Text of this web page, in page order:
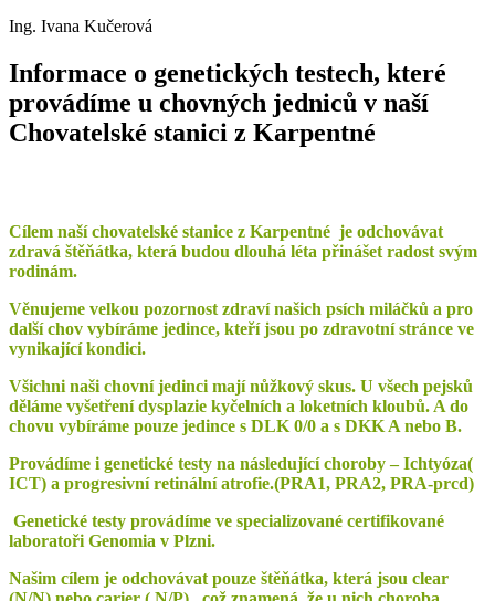
Ing. Ivana Kučerová
Informace o genetických testech, které
provádíme u chovných jedniců v naší
Chovatelské stanici z Karpentné
Cílem naší chovatelské stanice z Karpentné je odchovávat
zdravá štěňátka, která budou dlouhá léta přinášet radost svým
rodinám.
Věnujeme velkou pozornost zdraví našich psích miláčků a pro
další chov vybíráme jedince, kteří jsou po zdravotní stránce ve
vynikající kondici.
Všichni naši chovní jedinci mají nůžkový skus. U všech pejsků
děláme vyšetření dysplazie kyčelních a loketních kloubů. A do
chovu vybíráme pouze jedince s DLK 0/0 a s DKK A nebo B.
Provádíme i genetické testy na následující choroby – Ichtyóza(
ICT) a progresivní retinální atrofie.(PRA1, PRA2, PRA-prcd)
Genetické testy provádíme ve specializované certifikované
laboratoři Genomia v Plzni.
Našim cílem je odchovávat pouze štěňátka, která jsou clear